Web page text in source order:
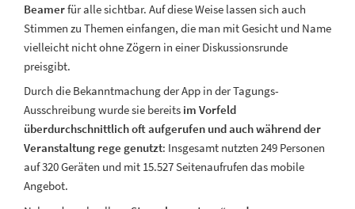
Beamerfür alle sichtbar. Auf diese Weise lassen sich auch
Stimmen zu Themen einfangen, die man mit Gesicht und Name
vielleicht nicht ohne Zögern in einer Diskussionsrunde
preisgibt.
Durch die Bekanntmachung der App in der Tagungs-
Ausschreibung wurde sie bereits im Vorfeld
überdurchschnittlich oft aufgerufen und auch während der
Veranstaltung rege genutzt: Insgesamt nutzten 249 Personen
auf 320 Geräten und mit 15.527 Seitenaufrufen das mobile
Angebot.